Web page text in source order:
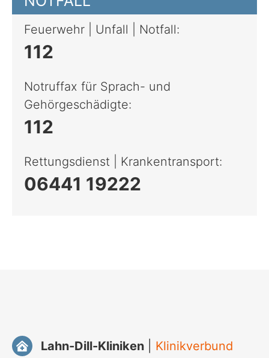
Veterinärwesen
Unser Landkreis
Politik
Verwaltung
Unsere Standorte
Feuerwehr | Unfall | Notfall:
112
Notruffax für Sprach- und
Gehörgeschädigte:
112
Rettungsdienst | Krankentransport:
06441 19222
Lahn-Dill-Kliniken Klinikverbund